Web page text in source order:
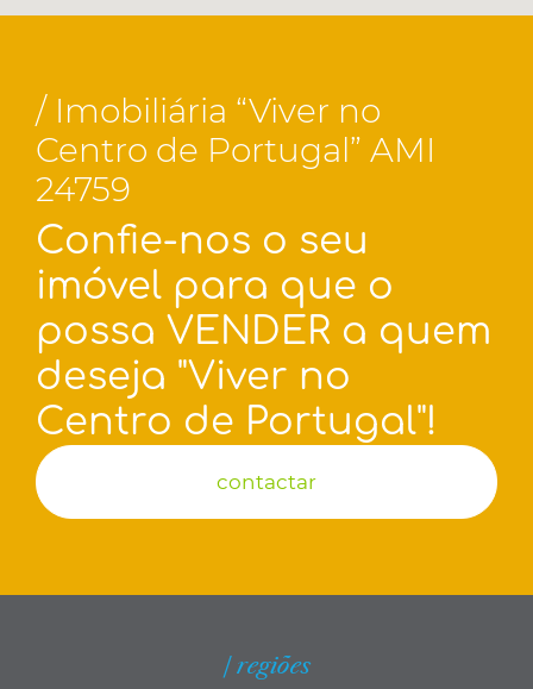
/ Imobiliária “Viver no
Centro de Portugal” AMI
24759
Confie-nos o seu
imóvel para que o
possa VENDER a quem
deseja "Viver no
Centro de Portugal"!
contactar
| regiões